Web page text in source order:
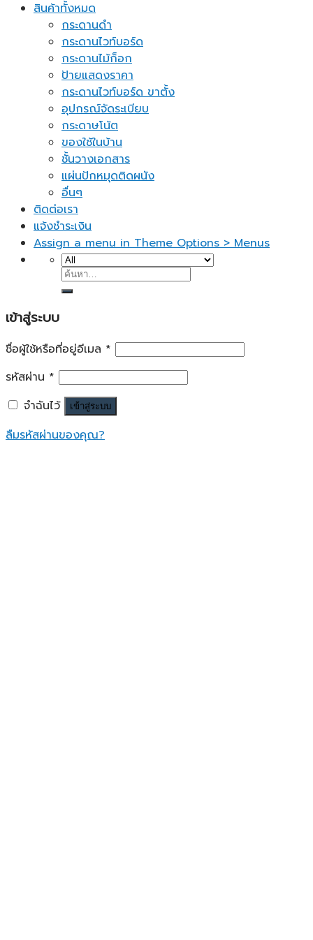
สินค้าทั้งหมด
กระดานดำ
กระดานไวท์บอร์ด
กระดานไม้ก็อก
ป้ายแสดงราคา
กระดานไวท์บอร์ด ขาตั้ง
อุปกรณ์จัดระเบียบ
กระดาษโน้ต
ของใช้ในบ้าน
ชั้นวางเอกสาร
แผ่นปักหมุดติดผนัง
อื่นๆ
ติดต่อเรา
แจ้งชำระเงิน
Assign a menu in Theme Options > Menus
ค้นหา:
เข้าสู่ระบบ
ชื่อผู้ใช้หรือที่อยู่อีเมล *
รหัสผ่าน *
จำฉันไว้
เข้าสู่ระบบ
ลืมรหัสผ่านของคุณ?